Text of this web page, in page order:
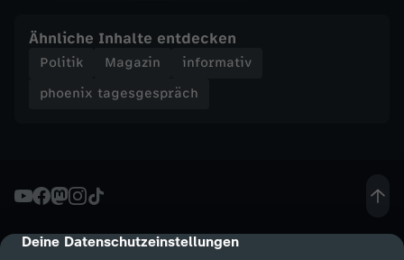
cmp-dialog-description
Deine Datenschutzeinstellungen
s
ä
c
Ähnliche Inhalte entdecken
Politik Magazin
informativ
phoenix tagesgespräch